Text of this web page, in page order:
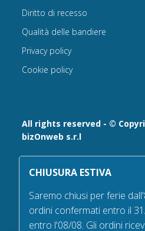
All rights reserved - ©
bizOnweb s.r.l
Via Fratelli Bandiera 18, 25122 -
P.IVA 02232630984 - Iscrizione
n° REA 432569 Capitale sociale
Tel +39.030 6394506
Diritto di recesso
Qualità delle bandiere
Privacy policy
Cookie policy
CHIUSURA ESTIVA
Saremo chiusi per ferie
ordini confermati entro il
entro l'08/08. Gli ordini